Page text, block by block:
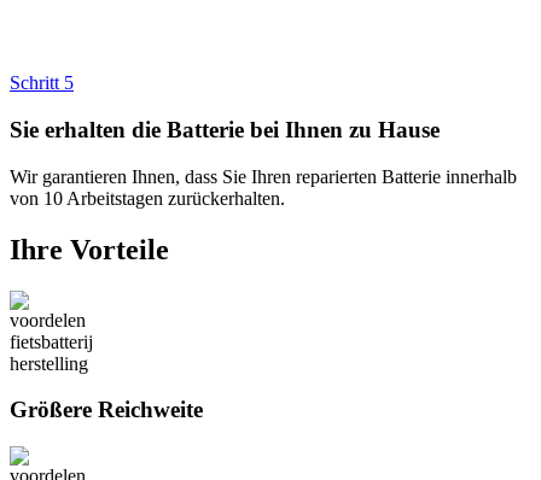
Schritt 5
Sie erhalten die Batterie bei Ihnen zu Hause
Wir garantieren Ihnen, dass Sie Ihren reparierten Batterie innerhalb
von 10 Arbeitstagen zurückerhalten.
Ihre Vorteile
Größere Reichweite